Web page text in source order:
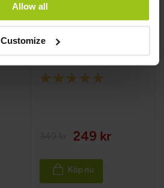
Allow all
Customize
Wild Alaskan
Sockeye Salmon –
Omega-3
Greatlife, 90 kapslar
Rating:
249 kr
Köp nu